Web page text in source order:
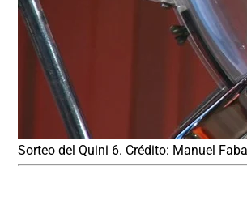
Sorteo del Quini 6. Crédito: Manuel